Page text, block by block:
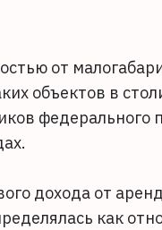
от
объектов в
федерального
дохода от
как